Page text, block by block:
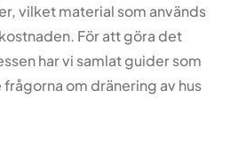
vilket material som används
För att göra det
har vi samlat guider som
om dränering av hus